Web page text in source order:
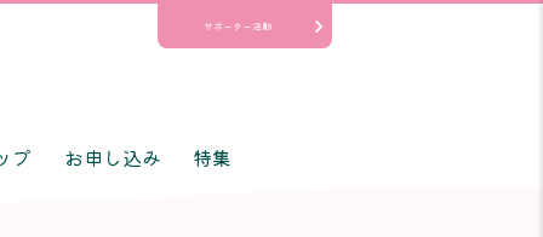
サポーター活動
プ お申し込み 特集